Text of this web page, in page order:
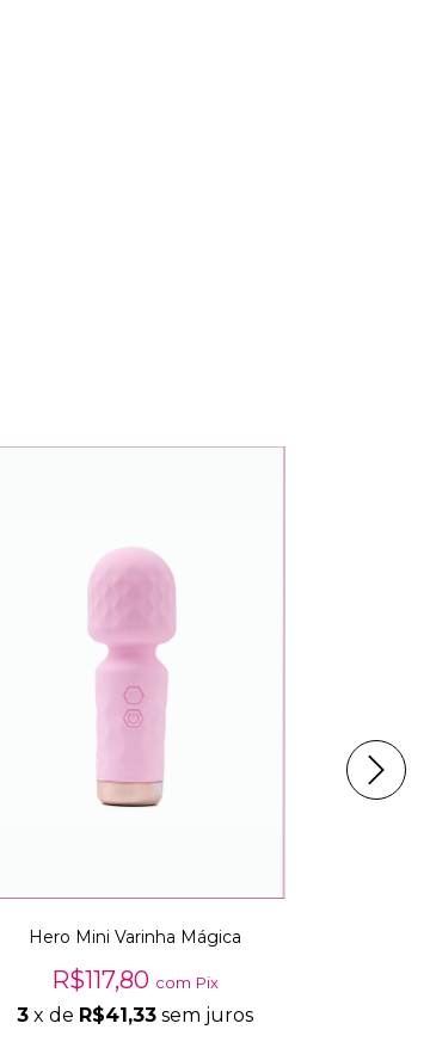
Hero Mini Varinha Mágica
R$117,80 com Pix
3 x de R$41,33 sem juros